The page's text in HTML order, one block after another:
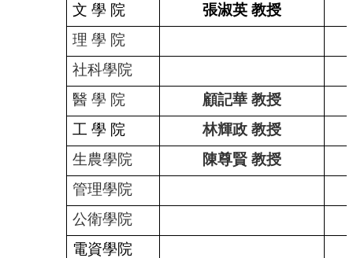
文 學 院 張淑英 教授
理 學 院
社科學院
醫 學 院 顧記華 教授
工 學 院 林輝政 教授
生農學院
陳尊賢 教授
管理學院
公衛學院
電資學院